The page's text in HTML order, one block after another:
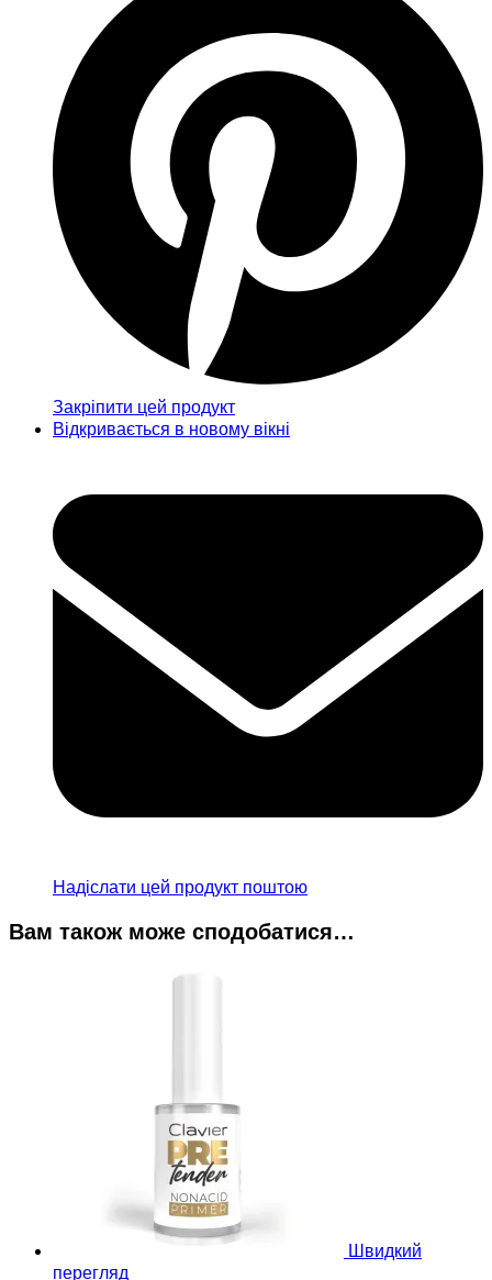
Закріпити цей продукт
Відкривається в новому вікні
Надіслати цей продукт поштою
Вам також може сподобатися…
Швидкий
перегляд